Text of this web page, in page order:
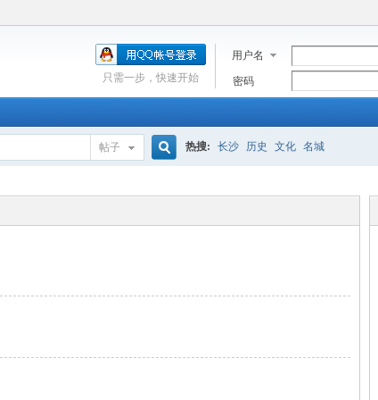
用户名
密码
只需一步，快速开始
帖子 热搜: 长沙 历史 文化 名城